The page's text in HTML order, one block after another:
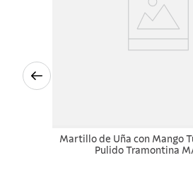
Martillo de Uña con Mango
Pulido Tramontina